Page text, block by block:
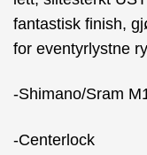
fantastisk finish,
for eventyrlystne
-Shimano/Sram
-Centerlock